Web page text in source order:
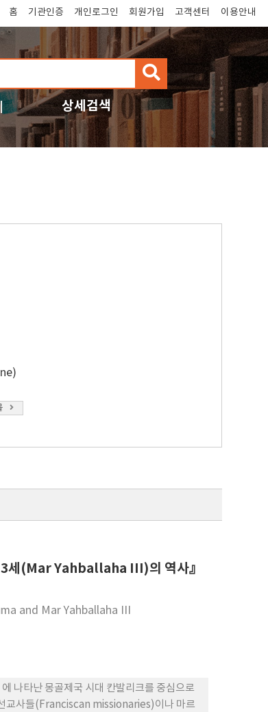
홈 기관인증 개인로그인 회원가입 고객센터 이용안내
검
색
상세검색
세(Mar Yahballaha III)의 역사』
and Mar Yahballaha III
나타난 몽골제국 시대 칸발리크를 중심으로
교사들(Franciscan missionaries)이나 마르